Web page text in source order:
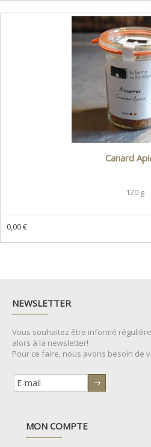
Canard
120 g
0,00 €
NEWSLETTER
Vous souhaitez être informé
alors à la newsletter!
Pour ce faire, nous avons besoin de
MON COMPTE